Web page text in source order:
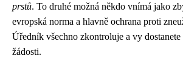
prstů. To druhé možná někdo vnímá jako
evropská norma a hlavně ochrana proti
Úředník všechno zkontroluje a vy
žádosti.